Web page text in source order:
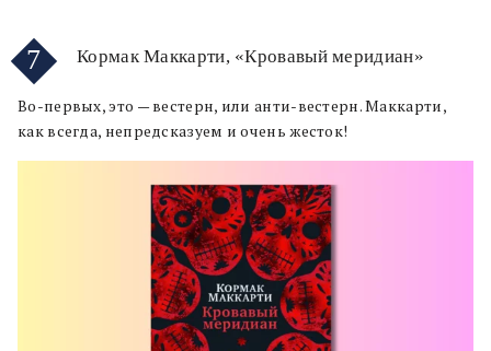
7 Кормак Маккарти, «Кровавый меридиан»
Во-первых, это — вестерн, или анти-вестерн. Маккарти,
как всегда, непредсказуем и очень жесток!